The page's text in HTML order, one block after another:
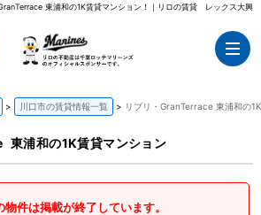
東浦和の1K賃貸マンション！｜リロの賃貸 レックス大興
川口市の賃貸情報一覧 リブリ・GranTerrace 東浦和の
東浦和の1K賃貸マンション
物件は掲載が終了しています。